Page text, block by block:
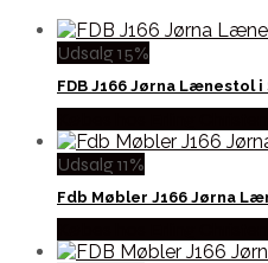
Udsalg 15%
FDB J166 Jørna
Udsalg 11%
Fdb Møbler J166 Jørna